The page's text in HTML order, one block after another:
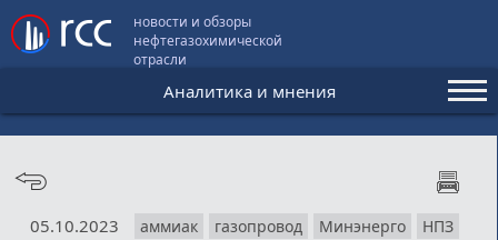
новости и обзоры
нефтегазохимической
отрасли
Аналитика и мнения
Аналитика и мнения
Видео
05.10.2023 аммиак газопровод Минэнерго
НПЗ